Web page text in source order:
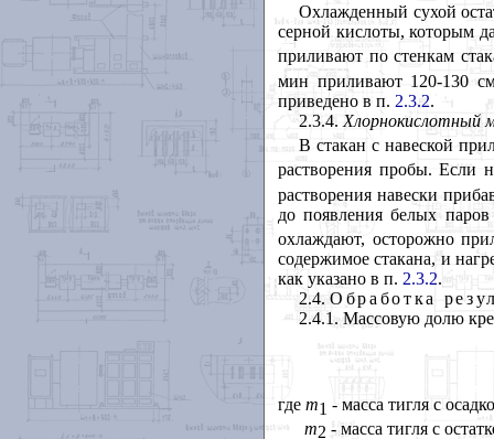
Охлажденный сухой
серной кислоты, которым
приливают по стенкам
мин приливают 120-130
приведено в п. 2.3.2.
2.3.4. Хлорнокислотный
В стакан с навеской
растворения пробы. Если
растворения навески
до появления белых
охлаждают, осторожно
содержимое стакана, и
как указано в п. 2.3.2.
2.4. Обработка
2.4.1. Массовую долю
где m1 - масса тигля с
m2 - масса тигля с